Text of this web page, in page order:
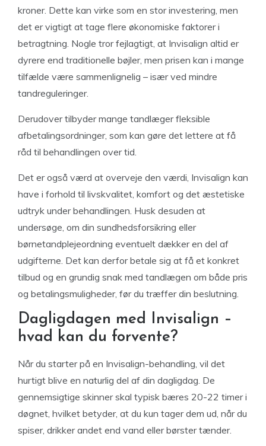
kroner. Dette kan virke som en stor investering, men
det er vigtigt at tage flere økonomiske faktorer i
betragtning. Nogle tror fejlagtigt, at Invisalign altid er
dyrere end traditionelle bøjler, men prisen kan i mange
tilfælde være sammenlignelig – især ved mindre
tandreguleringer.
Derudover tilbyder mange tandlæger fleksible
afbetalingsordninger, som kan gøre det lettere at få
råd til behandlingen over tid.
Det er også værd at overveje den værdi, Invisalign kan
have i forhold til livskvalitet, komfort og det æstetiske
udtryk under behandlingen. Husk desuden at
undersøge, om din sundhedsforsikring eller
børnetandplejeordning eventuelt dækker en del af
udgifterne. Det kan derfor betale sig at få et konkret
tilbud og en grundig snak med tandlægen om både pris
og betalingsmuligheder, før du træffer din beslutning.
Dagligdagen med Invisalign –
hvad kan du forvente?
Når du starter på en Invisalign-behandling, vil det
hurtigt blive en naturlig del af din dagligdag. De
gennemsigtige skinner skal typisk bæres 20-22 timer i
døgnet, hvilket betyder, at du kun tager dem ud, når du
spiser, drikker andet end vand eller børster tænder.